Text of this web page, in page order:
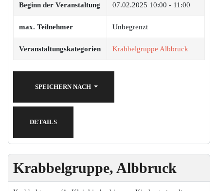
Beginn der Veranstaltung 07.02.2025 10:00 - 11:00
max. Teilnehmer Unbegrenzt
Veranstaltungskategorien Krabbelgruppe Albbruck
SPEICHERN NACH
DETAILS
Krabbelgruppe, Albbruck